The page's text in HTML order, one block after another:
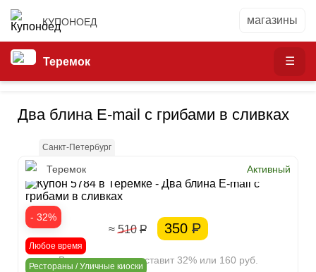
КУПОНОЕД
Теремок
Два блина E-mail с грибами в сливках
Санкт-Петербург
- 32%
Теремок Активный
≈ 510 Р 350 Р
Ваша экономия составит 32% или 160 руб.
Любое время
Рестораны / Уличные киоски